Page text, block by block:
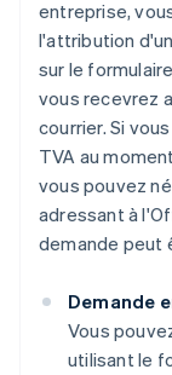
entreprise,
l'attribution
sur le
vous recevrez
courrier. Si
TVA au
vous pouvez
adressant à
demande peut
Demande
Vous
utilisant le